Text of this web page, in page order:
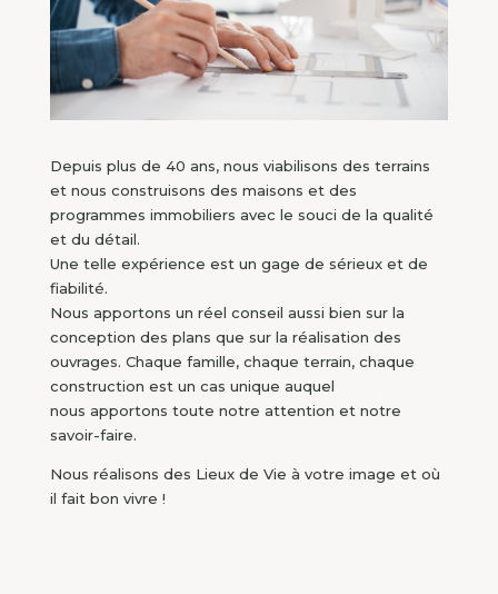
Depuis plus de 40 ans, nous viabilisons des terrains
et nous construisons des maisons et des
programmes immobiliers avec le souci de la qualité
et du détail.
Une telle expérience est un gage de sérieux et de
fiabilité.
Nous apportons un réel conseil aussi bien sur la
conception des plans que sur la réalisation des
ouvrages. Chaque famille, chaque terrain, chaque
construction est un cas unique auquel
nous apportons toute notre attention et notre
savoir-faire.
Nous réalisons des Lieux de Vie à votre image et où
il fait bon vivre !